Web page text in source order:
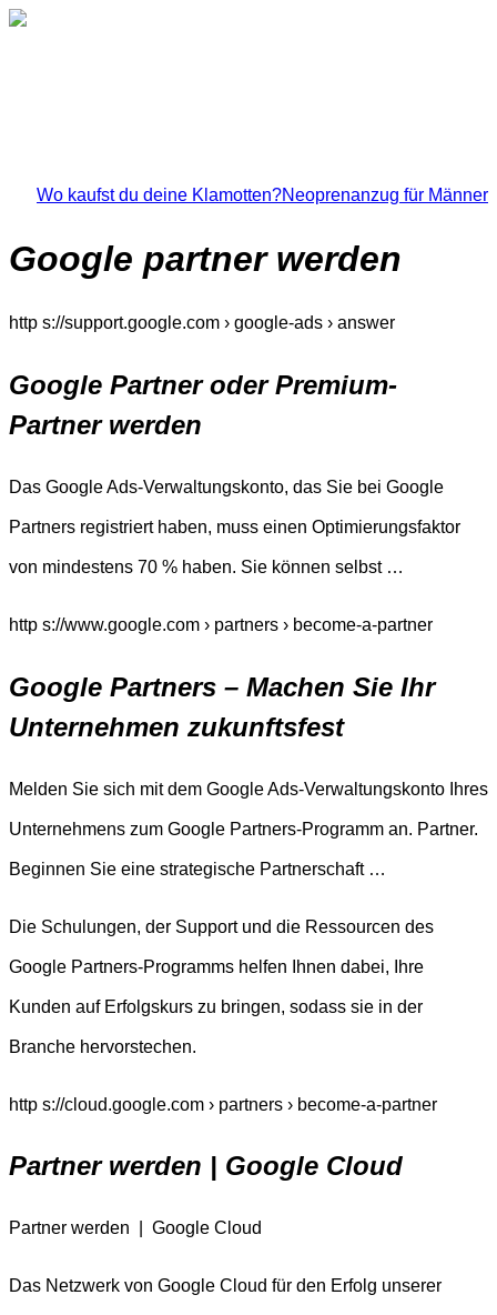
Neoprenanzug für Männer
Wo kaufst du deine Klamotten?
Google partner werden
http s://support.google.com › google-ads › answer
Google Partner oder Premium-
Partner werden
Das Google Ads-Verwaltungskonto, das Sie bei Google
Partners registriert haben, muss einen Optimierungsfaktor
von mindestens 70 % haben. Sie können selbst …
http s://www.google.com › partners › become-a-partner
Google Partners – Machen Sie Ihr
Unternehmen zukunftsfest
Melden Sie sich mit dem Google Ads-Verwaltungskonto Ihres
Unternehmens zum Google Partners-Programm an. Partner.
Beginnen Sie eine strategische Partnerschaft …
Die Schulungen, der Support und die Ressourcen des
Google Partners-Programms helfen Ihnen dabei, Ihre
Kunden auf Erfolgskurs zu bringen, sodass sie in der
Branche hervorstechen.
http s://cloud.google.com › partners › become-a-partner
Partner werden | Google Cloud
Partner werden | Google Cloud
Das Netzwerk von Google Cloud für den Erfolg unserer